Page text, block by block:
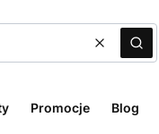
Wyczyść
Promocje Blog